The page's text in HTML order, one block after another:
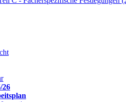
26